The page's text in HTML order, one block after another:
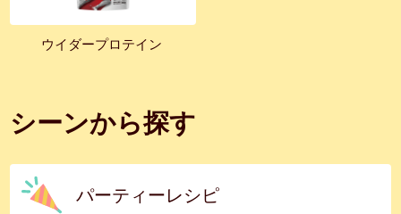
ウイダープロテイン
シーンから探す
パーティーレシピ